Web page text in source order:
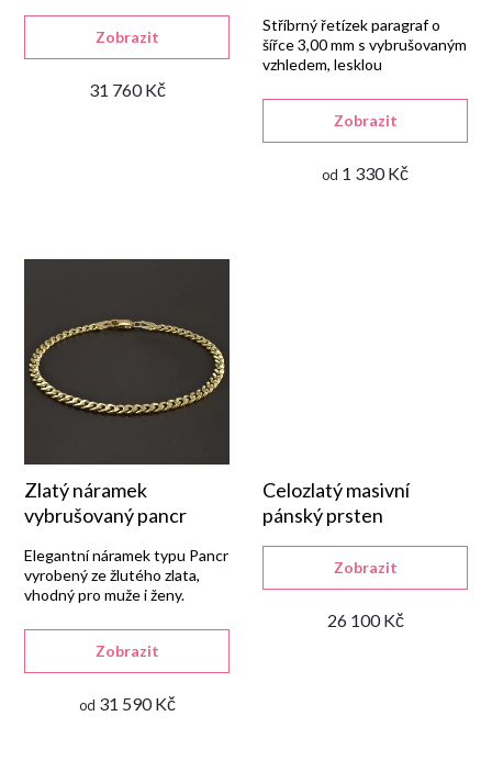
r
k
ů
d
ů
31 760 Kč
Zobrazit
od 1 330 Kč
Zobrazit
Stříbrný řetízek paragraf o
šířce 3,00 mm s vybrušovaným
vzhledem, lesklou
zapínáním na karabinu.
Zlatý náramek
vybrušovaný pancr
od 31 590 Kč
Zobrazit
Elegantní náramek typu Pancr
vyrobený ze žlutého zlata,
vhodný pro muže i ženy.
Celozlatý masivní
pánský prsten
26 100 Kč
Zobrazit